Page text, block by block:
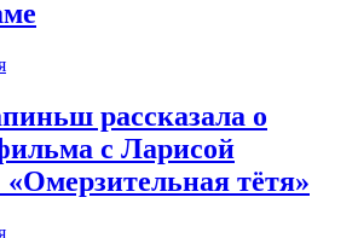
рассказала о
с Ларисой
«Омерзительная тётя»